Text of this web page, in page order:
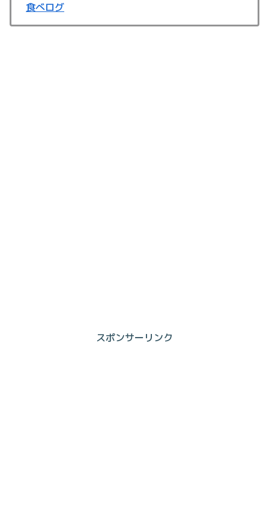
食べログ
スポンサーリンク